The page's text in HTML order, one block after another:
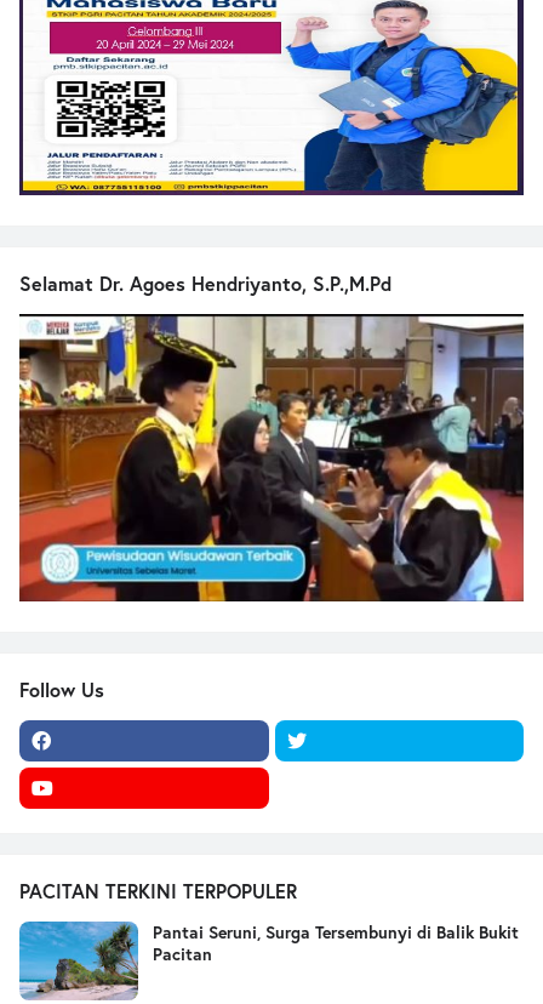
Selamat Dr. Agoes Hendriyanto, S.P.,M.Pd
Follow Us
PACITAN TERKINI TERPOPULER
Pantai Seruni, Surga Tersembunyi di Balik Bukit
Pacitan